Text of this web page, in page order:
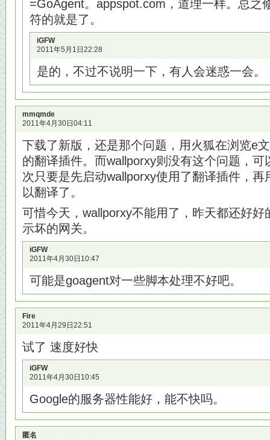
=GoAgent。appspot.com，道理一样。总之
符的就是了。
iGFW
2011年5月1日22:28
是的，不过不说明一下，有人会迷惑一会。
mmqmde
2011年4月30日04:11
下载了新版，还是那个问题，用火狐在浏览e
的翻译插件。而wallporxy则没有这个问题，
次只要是先启动wallporxy使用了翻译插件，
以翻译了。
可惜今天，wallporxy不能用了，昨天都还好
示坏的网关。
iGFW
2011年4月30日10:47
可能是goagent对一些脚本处理不好吧。
Fire
2011年4月29日22:51
试了 速度好快
iGFW
2011年4月30日10:45
Google的服务器性能好，能不快吗。
匿名